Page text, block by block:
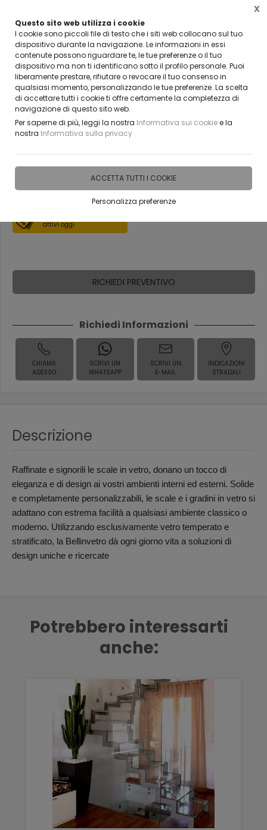
Questo sito web utilizza i cookie
I cookie sono piccoli file di testo che i siti web collocano sul tuo
dispositivo durante la navigazione. Le informazioni in essi
contenute possono riguardare te, le tue preferenze o il tuo
dispositivo ma non ti identificano sotto il profilo personale. Puoi
liberamente prestare, rifiutare o revocare il tuo consenso in
qualsiasi momento, personalizzando le tue preferenze. La scelta
di accettare tutti i cookie ti offre certamente la completezza di
navigazione di questo sito web.
Per saperne di più, leggi la nostra Informativa sui cookiee la
nostra Informativa sulla privacy
ACCETTA TUTTI I COOKIE
Personalizza preferenze
X
VUOI DIVENTARE UN NOSTRO RIVENDITORE?
CONTATTACI
Home Vetreria Scale in Vetro
Scale in vetro STRATIFICATO
attivi oggi
RICHIEDI PREVENTIVO
Richiedi Informazioni
CHIAMA
ADESSO
SCRIVI UN
WHATSAPP
SCRIVI UN
E-MAIL
INDICAZIONI
STRADALI
Descrizione
Raffinate e signorili le scale in vetro, donano un tocco di
eleganza e di design ai vostri ambienti interni ed esterni. Solide
e completamente personalizzabili, le scale e i gradini in vetro si
adattano con estrema facilità a qualsiasi ambiente classico o
moderno. Utilizzando esclusivamente vetro temperato e
stratificato, la Bellinvetro dà ogni giorno vita a soluzioni di
design uniche e ricercate
Potrebbero interessarti
anche: